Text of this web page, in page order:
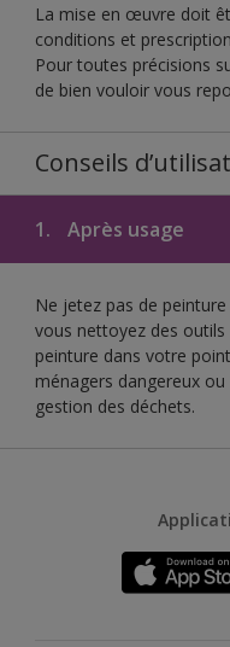
La mise en œuvre doit
conditions et
Pour toutes précisions
de bien vouloir vous
Conseils
1. Après usage
Ne jetez pas de
vous nettoyez des outils
peinture dans votre
ménagers dangereux
gestion des déchets.